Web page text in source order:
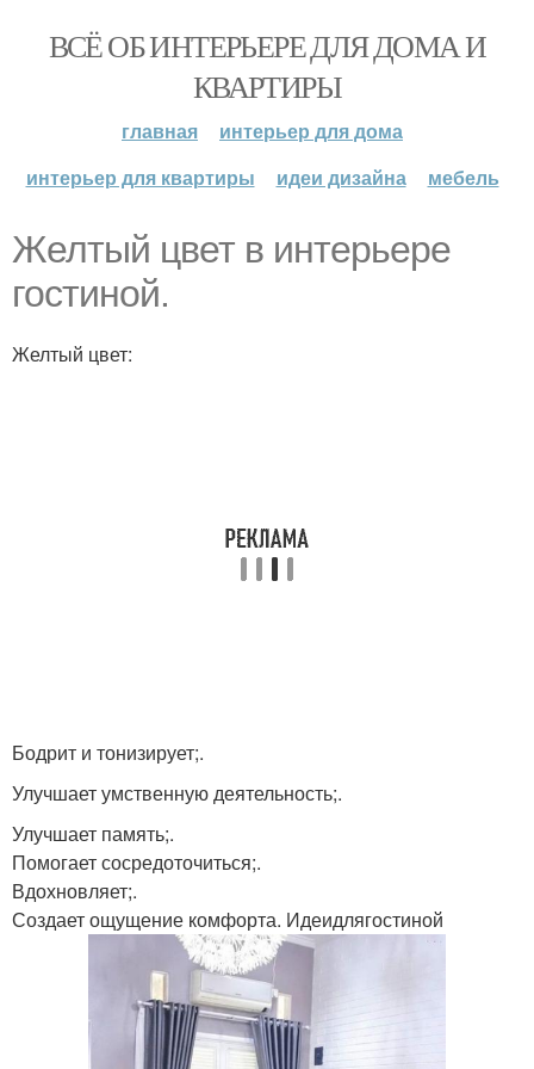
ВСЁ ОБ ИНТЕРЬЕРЕ ДЛЯ ДОМА И
КВАРТИРЫ
главная
интерьер для дома
интерьер для квартиры
идеи дизайна мебель
Желтый цвет в интерьере
гостиной.
Желтый цвет:
Бодрит и тонизирует;.
Улучшает умственную деятельность;.
Улучшает память;.
Помогает сосредоточиться;.
Вдохновляет;.
Создает ощущение комфорта. Идеидлягостиной